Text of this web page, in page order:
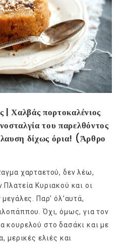
| Χαλβάς πορτοκαλένιος
του παρελθόντος
δίχως όρια! (Άρθρο
χαρταετού, δεν λέω,
Κυριακού και οι
Παρ’ όλ’αυτά,
Όχι, όμως, για τον
κουρελού στο δασάκι και με
μερικές ελιές και